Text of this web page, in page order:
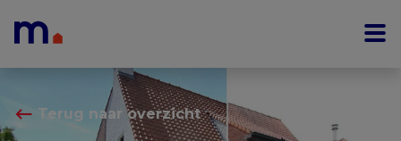
⟵ Terug naar overzicht